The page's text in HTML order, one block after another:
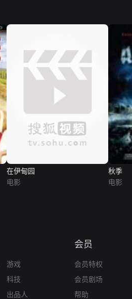
在伊甸园
电影
秋季
电影
游戏
科技
出品人
会员
会员特权
会员剧场
帮助